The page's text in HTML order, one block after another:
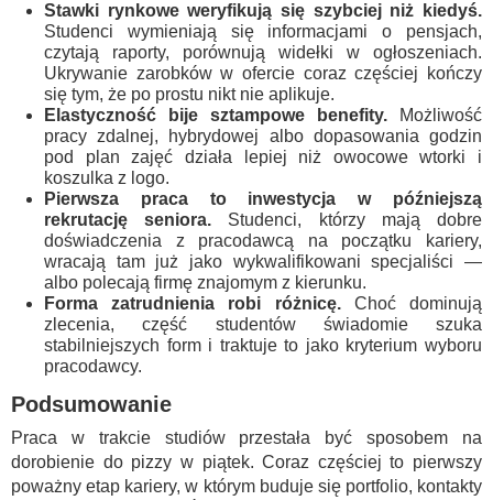
Stawki rynkowe weryfikują się szybciej niż kiedyś.
Studenci wymieniają się informacjami o pensjach,
czytają raporty, porównują widełki w ogłoszeniach.
Ukrywanie zarobków w ofercie coraz częściej kończy
się tym, że po prostu nikt nie aplikuje.
Elastyczność bije sztampowe benefity. Możliwość
pracy zdalnej, hybrydowej albo dopasowania godzin
pod plan zajęć działa lepiej niż owocowe wtorki i
koszulka z logo.
Pierwsza praca to inwestycja w późniejszą
rekrutację seniora. Studenci, którzy mają dobre
doświadczenia z pracodawcą na początku kariery,
wracają tam już jako wykwalifikowani specjaliści —
albo polecają firmę znajomym z kierunku.
Forma zatrudnienia robi różnicę.Choć dominują
zlecenia, część studentów świadomie szuka
stabilniejszych form i traktuje to jako kryterium wyboru
pracodawcy.
Podsumowanie
Praca w trakcie studiów przestała być sposobem na
dorobienie do pizzy w piątek. Coraz częściej to pierwszy
poważny etap kariery, w którym buduje się portfolio, kontakty